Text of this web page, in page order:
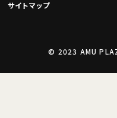
サイトマップ
© 2023 AMU